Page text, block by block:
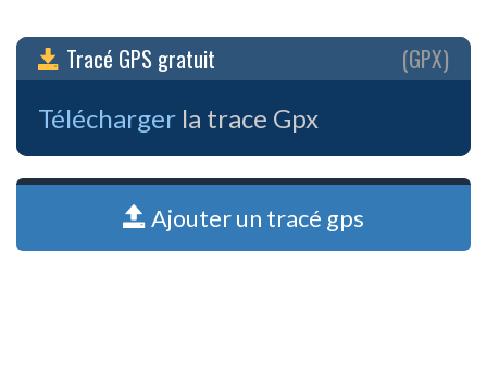
Tracé GPS gratuit (GPX)
Télécharger la trace Gpx
Ajouter un tracé gps